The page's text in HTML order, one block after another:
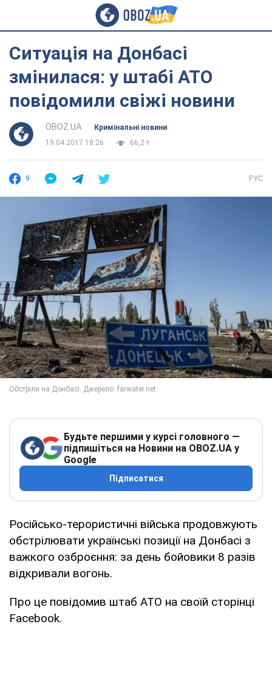
Ситуація на Донбасі
змінилася: у штабі АТО
повідомили свіжі новини
OBOZ.UA
Кримінальні новини
19.04.2017 18:26
66,2 т.
9 РУС
Будьте першими у курсі головного —
підпишіться на Новини на OBOZ.UA у
Google
Підписатися
Російсько-терористичні війська продовжують
обстрілювати українські позиції на Донбасі з
важкого озброєння: за день бойовики 8 разів
відкривали вогонь.
Про це повідомив штаб АТО на своїй сторінці
Facebook.